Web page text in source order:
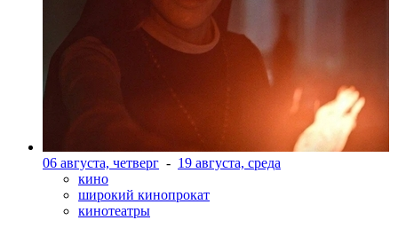
06 августа, четверг - 19 августа, среда
кино
широкий кинопрокат
кинотеатры